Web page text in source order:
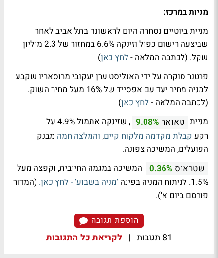
מניות במרכז:
מניית ביוטיים נסחרה היום לראשונה בתל אביב לאחר
שביצעה רישום כפול וזינקה 6.6% במחזור של 2.3 מיליון
שקל. (לכתבה המלאה - לחץ כאן)
פרטנר סוקרה על ידי האנליסט ערן יעקובי מרוסאריו שקבע
למניה מחיר יעד עם אפסייד של 16% מעל מחיר השוק.
(לכתבה המלאה - לחץ כאן)
מניית טאואר 9.08%
, שזינקה אתמול 4.9% על
רקע קבלת מקדמה מלקוח קיים, והמלצה חמה מבנק
הפועלים, המשיכה צפונה.
שטראוס 0.36%
המשיכה במגמה החיובית, וקפצה מעל
1.5%. לניתוח המניה בפינה
'מניה בשבוע' - לחץ כאן. (המדור
פורסם ביום א').
הוספת תגובה
81 תגובות | לקריאת כל התגובות